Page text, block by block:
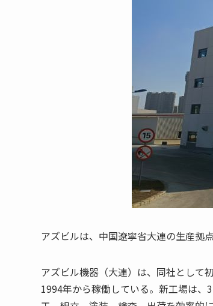
アズビルは、中国遼寧省大連の生産拠
アズビル機器（大連）は、同社として
1994年から稼働している。新工場は